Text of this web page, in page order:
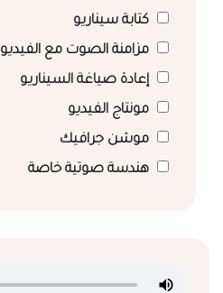
كتابة سيناريو
مزامنة الصوت مع الفيديو
إعادة صياغة السيناريو
مونتاج الفيديو
موشن جرافيك
هندسة صوتية خاصة